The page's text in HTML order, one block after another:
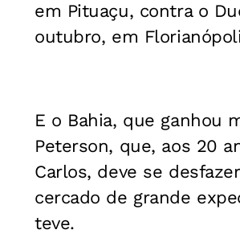
em Pituaçu, contra o
outubro, em
E o Bahia, que ganhou
Peterson, que, aos 20
Carlos, deve se
cercado de grande
teve.